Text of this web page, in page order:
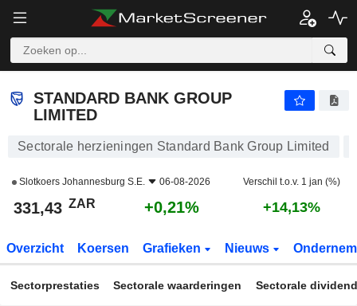
STANDARD BANK GROUP
LIMITED
Sectorale herzieningen Standard Bank Group Limited
Slotkoers Johannesburg S.E. 06-08-2026 Verschil t.o.v. 1 jan (%)
331,43 ZAR +0,21% +14,13%
Overzicht Koersen Grafieken Nieuws
Sectorprestaties Sectorale waarderingen Sectorale